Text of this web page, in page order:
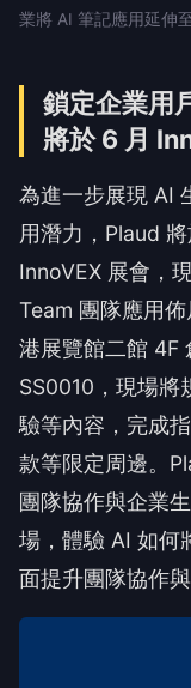
業將 AI 筆記應用延伸
鎖定企業用
將於 6 月
為進一步展現 AI
用潛力，Plaud
InnoVEX 展會，
Team 團隊應用
港展覽館二館 4F
SS0010，現場將
驗等內容，完成
款等限定周邊。
團隊協作與企業
場，體驗 AI 如何
面提升團隊協作與